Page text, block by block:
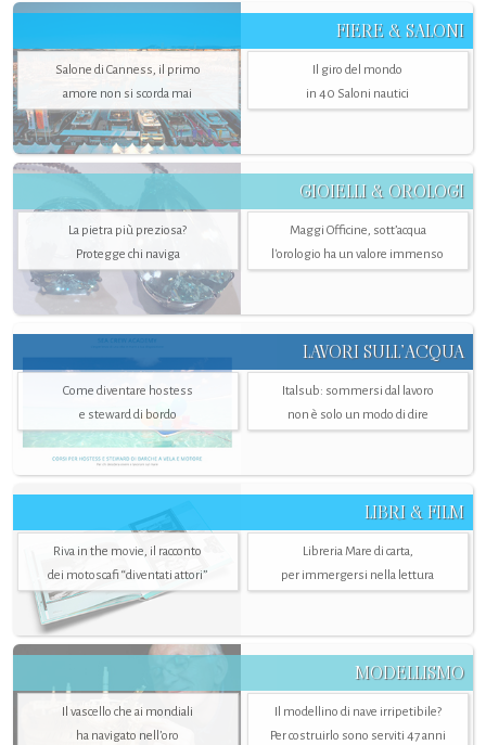
FIERE & SALONI
Salone di Canness, il primo
amore non si scorda mai
Il giro del mondo
in 40 Saloni nautici
GIOIELLI & OROLOGI
La pietra più preziosa?
Protegge chi naviga
Maggi Officine, sott’acqua
l'orologio ha un valore immenso
LAVORI SULL’ACQUA
Come diventare hostess
e steward di bordo
Italsub: sommersi dal lavoro
non è solo un modo di dire
LIBRI & FILM
Riva in the movie, il racconto
dei motoscafi “diventati attori”
Libreria Mare di carta,
per immergersi nella lettura
MODELLISMO
Il vascello che ai mondiali
ha navigato nell’oro
Il modellino di nave irripetibile?
Per costruirlo sono serviti 47 anni